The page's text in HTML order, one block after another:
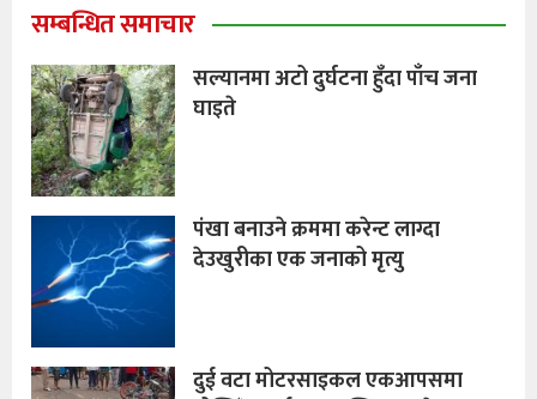
सम्बन्धित समाचार
सल्यानमा अटो दुर्घटना हुँदा पाँच जना
घाइते
पंखा बनाउने क्रममा करेन्ट लाग्दा
देउखुरीका एक जनाको मृत्यु
दुई वटा मोटरसाइकल एकआपसमा